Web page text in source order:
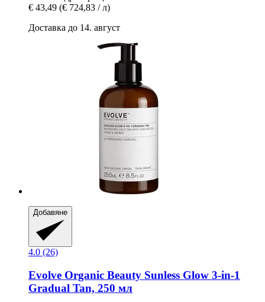
€ 43,49 (€ 724,83 / л)
Доставка до 14. август
Добавяне
4.0 (26)
Evolve Organic Beauty Sunless Glow 3-​in-​1
Gradual Tan, 250 мл